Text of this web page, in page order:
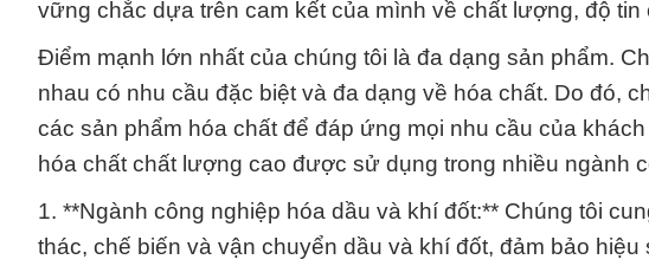
vững chắc dựa trên cam kết của mình về chất lượng, độ tin
Điểm mạnh lớn nhất của chúng tôi là đa dạng sản phẩm.
nhau có nhu cầu đặc biệt và đa dạng về hóa chất. Do đó,
các sản phẩm hóa chất để đáp ứng mọi nhu cầu của
hóa chất chất lượng cao được sử dụng trong nhiều ngành
1. **Ngành công nghiệp hóa dầu và khí đốt:** Chúng tôi
thác, chế biến và vận chuyển dầu và khí đốt, đảm bảo hiệu